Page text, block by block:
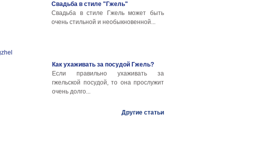
Свадьба в стиле "Гжель"
Свадьба в стиле Гжель может быть
очень стильной и необыкновенной...
Как ухаживать за посудой Гжель?
Если правильно ухаживать за
гжельской посудой, то она прослужит
очень долго...
Другие статьи